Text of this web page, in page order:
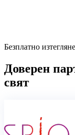
Безплатно изтегляне
Доверен
свят